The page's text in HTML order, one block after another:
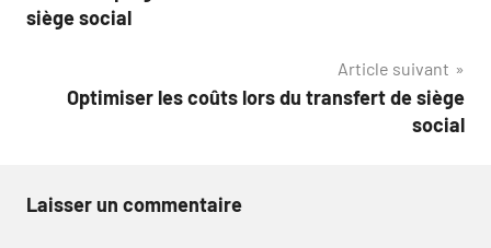
de
siège social
Article suivant
Optimiser les coûts lors du transfert de siège
social
Laisser un commentaire